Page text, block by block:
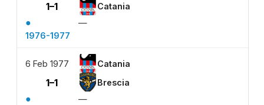
1–1 Catania
●
—
1976-1977
6 Feb 1977 Catania
1–1 Brescia
●
—